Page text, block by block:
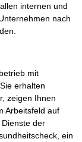
internen und
nach
mit
erhalten
zeigen Ihnen
Arbeitsfeld auf
der
ein